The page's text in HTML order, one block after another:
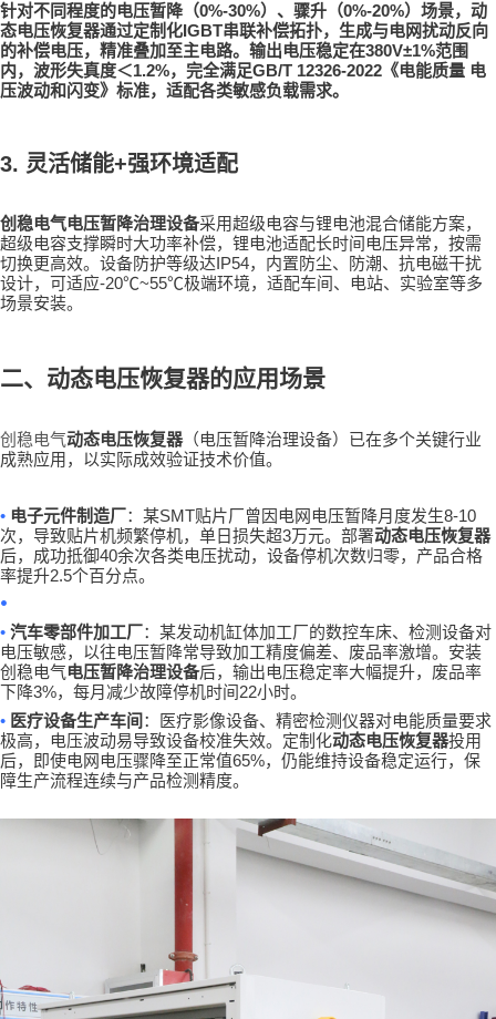
针对不同程度的电压暂降（0%-30%）、骤升（0%-20%）场景， 动
态电压恢复器通过定制化IGBT串联补偿拓扑，生成与电网扰动反向
的补偿电压，精准叠加至主电路。输出电压稳定在380V±1%范围
内，波形失真度＜1.2%，完全满足GB/T 12326-2022 《电能质量 电
压波动和闪变》标准，适配各类敏感负载需求。
3. 灵活储能+强环境适配
创稳电气电压暂降治理设备采用超级电容与锂电池混合储能方案，
超级电容支撑瞬时大功率补偿，锂电池适配长时间电压异常，按需
切换更高效。设备防护等级达IP54，内置防尘、防潮、抗电磁干扰
设计，可适应-20℃~55℃极端环境，适配车间、电站、实验室等多
场景安装。
二、动态电压恢复器的应用场景
创稳电气动态电压恢复器（电压暂降治理设备）已在多个关键行业
成熟应用，以实际成效验证技术价值。
• 电子元件制造厂：某SMT贴片厂曾因电网电压暂降月度发生8-10
次，导致贴片机频繁停机，单日损失超3万元。部署动态电压恢复器
后，成功抵御40余次各类电压扰动，设备停机次数归零，产品合格
率提升2.5个百分点。
•
• 汽车零部件加工厂：某发动机缸体加工厂的数控车床、检测设备对
电压敏感，以往电压暂降常导致加工精度偏差、废品率激增。安装
创稳电气电压暂降治理设备后，输出电压稳定率大幅提升，废品率
下降3%，每月减少故障停机时间 22小时。
• 医疗设备生产车间 ：医疗影像设备、精密检测仪器对电能质量要求
极高，电压波动易导致设备校准失效。定制化动态电压恢复器投用
后，即使电网电压骤降至正常值65%，仍能维持设备稳定运行，保
障生产流程连续与产品检测精度。